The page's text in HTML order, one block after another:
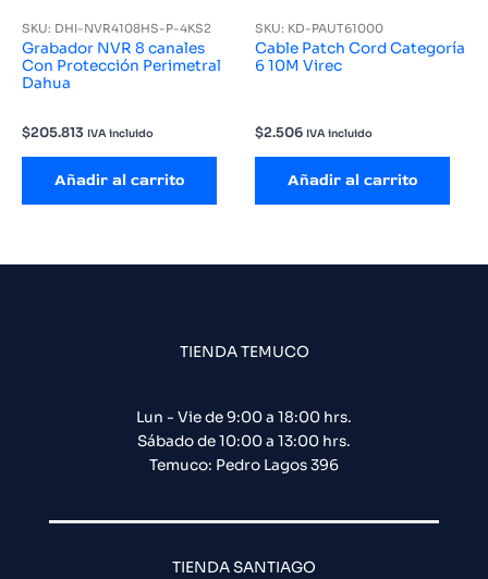
SKU: DHI-NVR4108HS-P-4KS2
Grabador NVR 8 canales
Con Protección Perimetral
Dahua
$205.813 IVA incluido
Añadir al carrito
SKU: KD-PAUT61000
Cable Patch Cord Categoría
6 10M Virec
$2.506 IVA incluido
Añadir al carrito
TIENDA TEMUCO
Lun - Vie de 9:00 a 18:00 hrs.
Sábado de 10:00 a 13:00 hrs.
Temuco: Pedro Lagos 396
TIENDA SANTIAGO